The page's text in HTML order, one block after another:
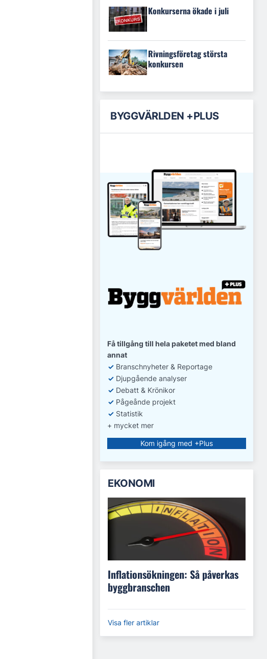
Konkurserna ökade i juli
Rivningsföretag största
konkursen
BYGGVÄRLDEN +PLUS
Få tillgång till hela paketet med bland
annat
✓ Branschnyheter & Reportage
✓ Djupgående analyser
✓ Debatt & Krönikor
✓ Pågeånde projekt
✓ Statistik
+ mycket mer
Kom igång med +Plus
EKONOMI
Inflationsökningen: Så påverkas
byggbranschen
Visa fler artiklar